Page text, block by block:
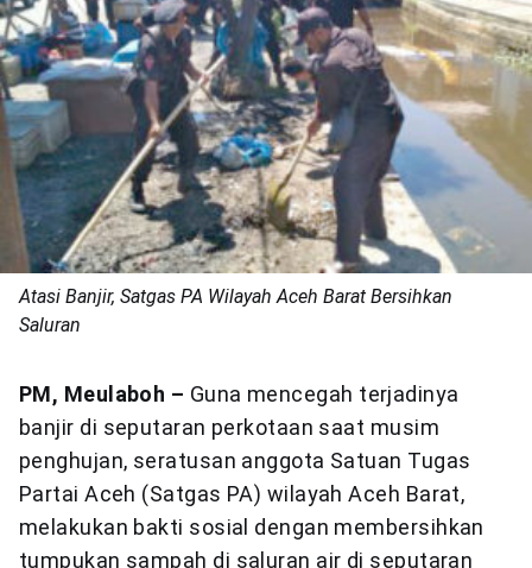
Atasi Banjir, Satgas PA Wilayah Aceh Barat Bersihkan
Saluran
PM, Meulaboh – Guna mencegah terjadinya
banjir di seputaran perkotaan saat musim
penghujan, seratusan anggota Satuan Tugas
Partai Aceh (Satgas PA) wilayah Aceh Barat,
melakukan bakti sosial dengan membersihkan
tumpukan sampah di saluran air di seputaran